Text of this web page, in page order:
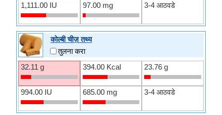
1,111.00 IU 97.00 mg 3-4 आठवडे
कोल्बी चीज़ तथ्य
तुलना करा
32.11 g
394.00 Kcal 23.76 g
994.00 IU 685.00 mg 3-4 आठवडे